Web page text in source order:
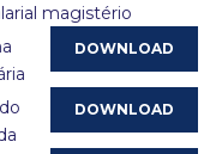
magistério